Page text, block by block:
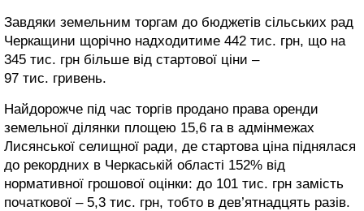
Завдяки земельним торгам до бюджетів сільських рад
Черкащини щорічно надходитиме 442 тис. грн, що на
345 тис. грн більше від стартової ціни –
97 тис. гривень.
Найдорожче під час торгів продано права оренди
земельної ділянки площею 15,6 га в адмінмежах
Лисянської селищної ради, де стартова ціна піднялася
до рекордних в Черкаській області 152% від
нормативної грошової оцінки: до 101 тис. грн замість
початкової – 5,3 тис. грн, тобто в дев’ятнадцять разів.